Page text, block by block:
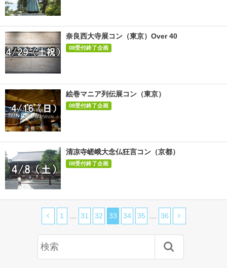
奈良西大寺展コン（東京）Over 40
08受付終了企画
絵巻マニア列伝展コン（東京）
08受付終了企画
清凉寺嵯峨大念仏狂言コン（京都）
08受付終了企画
1 … 31 32 33 34 35 … 36